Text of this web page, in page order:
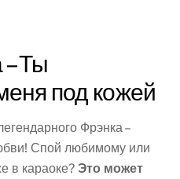
Ты
под кожей
Фрэнка –
Спой любимому или
в караоке?Это может